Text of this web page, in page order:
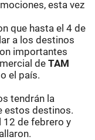
esta vez
que hasta el 4 de
a los destinos
importantes
de TAM
el país.
tendrán la
estos destinos.
12 de febrero y